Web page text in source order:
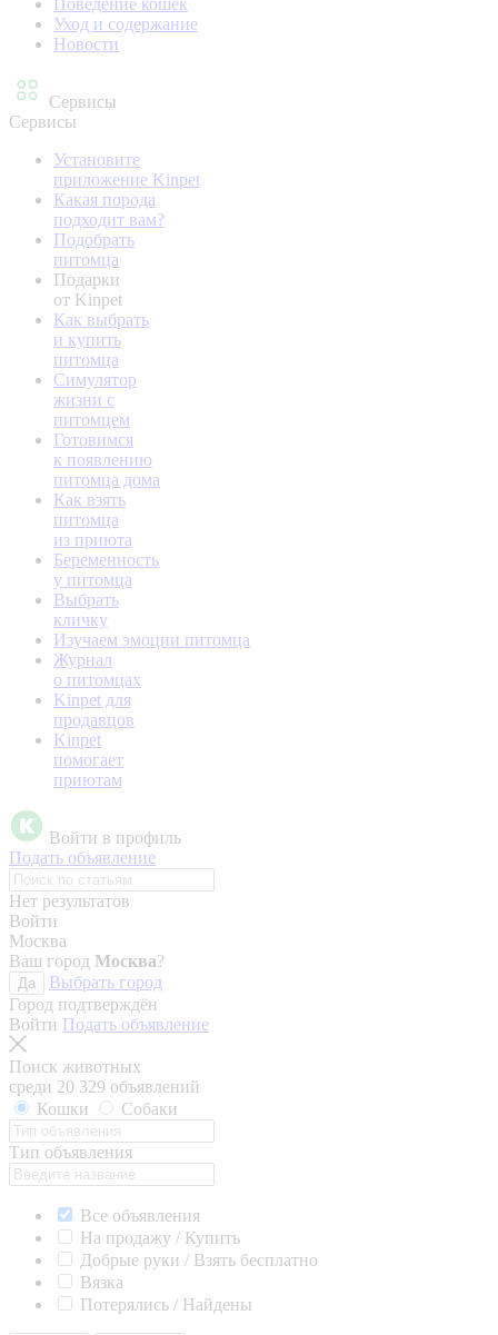
Поведение кошек
Уход и содержание
Новости
Сервисы
Сервисы
Установите
приложение Kinpet
Какая порода
подходит вам?
Подобрать
питомца
Подарки
от Kinpet
Как выбрать
и купить
питомца
Симулятор
жизни с
питомцем
Готовимся
к появлению
питомца дома
Как взять
питомца
из приюта
Беременность
у питомца
Выбрать
кличку
Изучаем эмоции питомца
Журнал
о питомцах
Kinpet для
продавцов
Kinpet
помогает
приютам
Войти в профиль
Подать объявление
Нет результатов
Войти
Москва
Ваш город Москва?
Да
Выбрать город
Город подтверждён
Войти Подать объявление
Поиск животных
среди 20 329 объявлений
Кошки
Собаки
Тип объявления
Все объявления
На продажу / Купить
Добрые руки / Взять бесплатно
Вязка
Потерялись / Найдены